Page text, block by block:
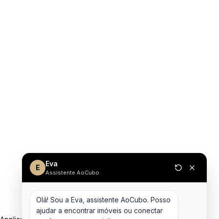
E Eva
Assistente AoCubo
Olá! Sou a Eva, assistente AoCubo. Posso
ajudar a encontrar imóveis ou conectar